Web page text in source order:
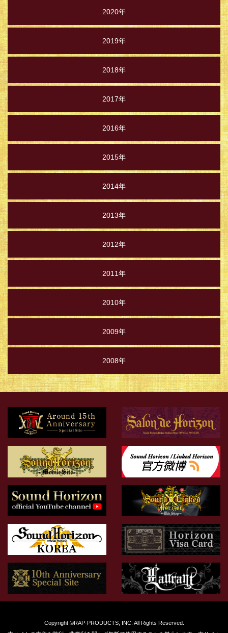
2020年
2019年
2018年
2017年
2016年
2015年
2014年
2013年
2012年
2011年
2010年
2009年
2008年
Copyright ©RAP-PRODUCTS, INC. All Rights Reserved.